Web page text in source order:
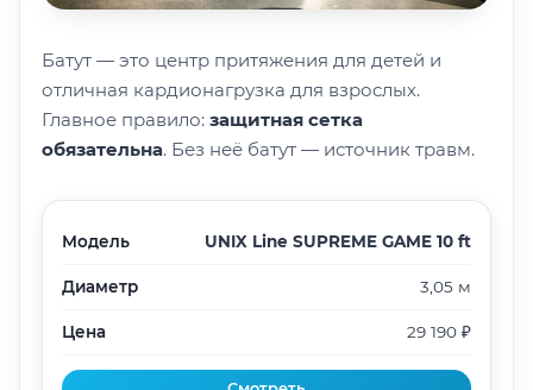
Батут — это центр притяжения для детей и
отличная кардионагрузка для взрослых.
Главное правило: защитная сетка
обязательна. Без неё батут — источник травм.
Модель UNIX Line SUPREME GAME 10 ft
Диаметр 3,05 м
Цена 29 190 ₽